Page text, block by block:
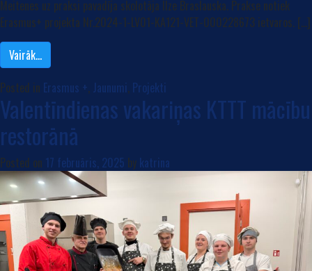
Meitenes uz praksi pavadīja skolotāja Ilze Braslauska. Prakse notiek
Erasmus+ projekta Nr.2024-1-LV01-KA121-VET-000228673 ietvaros. […]
Vairāk…
Posted in Erasmus +, Jaunumi, Projekti
Valentīndienas vakariņas KTTT mācību
restorānā
Posted on 17 februāris, 2025 by katrina